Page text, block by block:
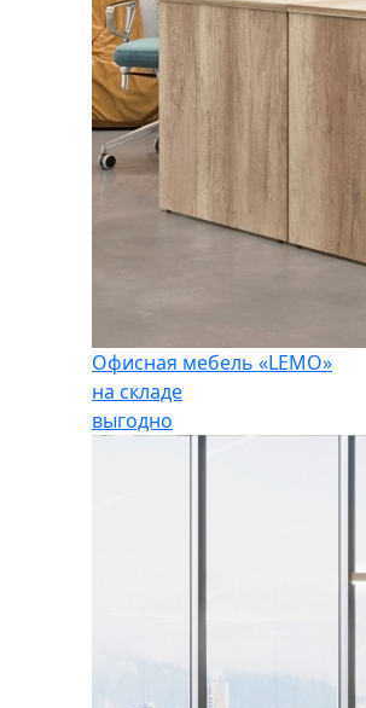
Офисная мебель «LEMO»
на складе
выгодно